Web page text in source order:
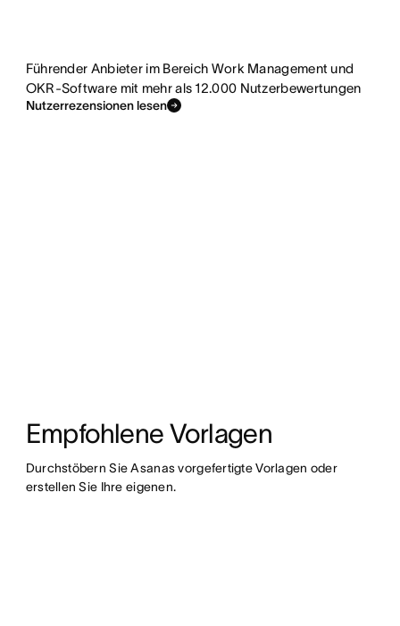
Führender Anbieter im Bereich Work Management und
OKR-Software mit mehr als 12.000 Nutzerbewertungen
Nutzerrezensionen lesen
Empfohlene Vorlagen
Durchstöbern Sie Asanas vorgefertigte Vorlagen oder
erstellen Sie Ihre eigenen.